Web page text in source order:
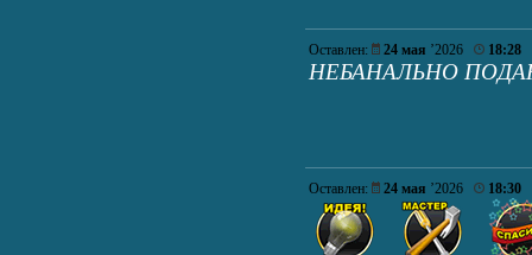
Оставлен: 24 мая ’2026 18:28
НЕБАНАЛЬНО
Оставлен: 24 мая ’2026 18:30